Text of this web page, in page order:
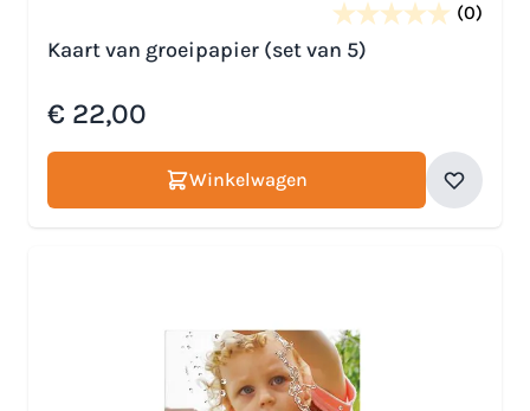
(0)
Kaart van groeipapier (set van 5)
€ 22,00
Winkelwagen